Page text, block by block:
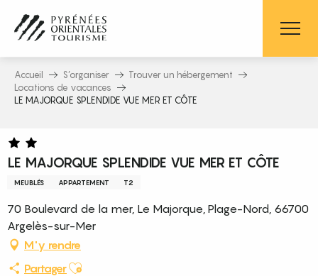
contenu
principal
Accueil S’organiser
Trouver un hébergement
Locations de vacances
LE MAJORQUE SPLENDIDE VUE MER ET CÔTE
LE MAJORQUE SPLENDIDE VUE MER ET CÔTE
MEUBLÉS APPARTEMENT T2
70 Boulevard de la mer, Le Majorque, Plage-Nord, 66700
Argelès-sur-Mer
M'y rendre
PartagerAjouter aux favoris